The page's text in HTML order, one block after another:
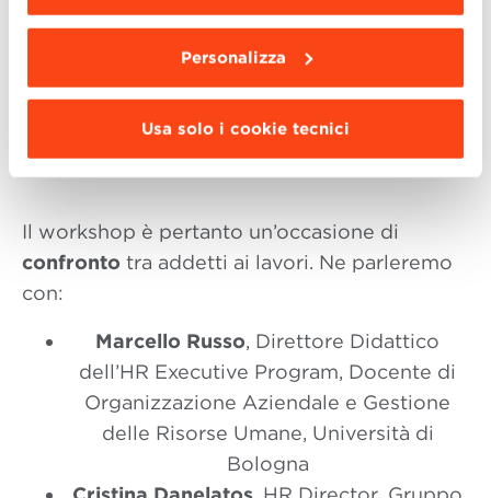
Personalizza
Usa solo i cookie tecnici
ha evidenziato come spesso esista un
impattano sulla reputazione che gli HR
godono all’interno della propria azienda.
Il workshop è pertanto un’occasione di
confronto tra addetti ai lavori. Ne parleremo
con:
Marcello Russo, Direttore Didattico
dell’HR Executive Program, Docente di
Organizzazione Aziendale e Gestione
delle Risorse Umane, Università di
Bologna